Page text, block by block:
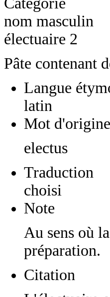
nom masculin
électuaire 2
Pâte contenant
Langue
latin
Mot d'origine
electus
Traduction
choisi
Note
Au sens où
préparation.
Citation